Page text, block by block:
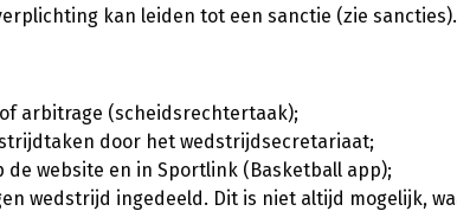
kan leiden tot een sanctie (zie sancties).
arbitrage (scheidsrechtertaak);
door het wedstrijdsecretariaat;
website en in Sportlink (Basketball app);
wedstrijd ingedeeld. Dit is niet altijd mogelijk,